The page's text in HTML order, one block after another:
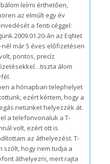
leírni érthetően,
az elmúlt egy év
a fenti céggel:
2009.01.20-án az EqNet
nél már 5 éves előfizetésen
pontos, precíz
álom
a hónapban telephelyet
ezért kértem, hogy a
netünket helyezzék át.
a telefonvonaluk a T-
volt, ezért ott is
az áthelyezést. T-
szólt, hogy nem tudja a
áthelyezni, mert rajta